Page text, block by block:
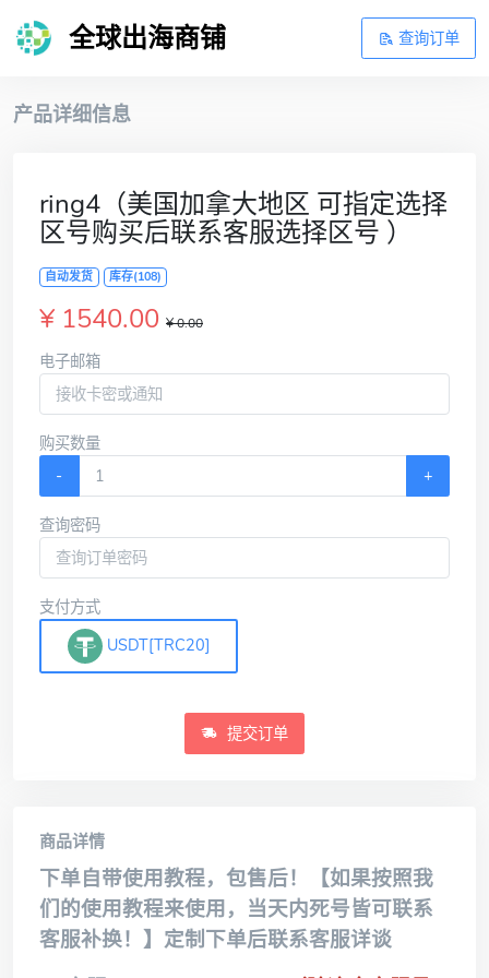
全球出海商铺 查询订单
产品详细信息
ring4（美国加拿大地区 可指定选择
区号购买后联系客服选择区号 ）
自动发货 库存(108)
¥ 1540.00 ¥ 0.00
电子邮箱
购买数量
-
+
查询密码
支付方式
USDT[TRC20]
提交订单
商品详情
下单自带使用教程，包售后！【如果按照我
们的使用教程来使用，当天内死号皆可联系
客服补换！】定制下单后联系客服详谈